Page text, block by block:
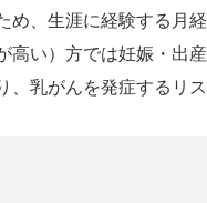
め、生涯に経験する月
高い）方では妊娠・出
、乳がんを発症するリ